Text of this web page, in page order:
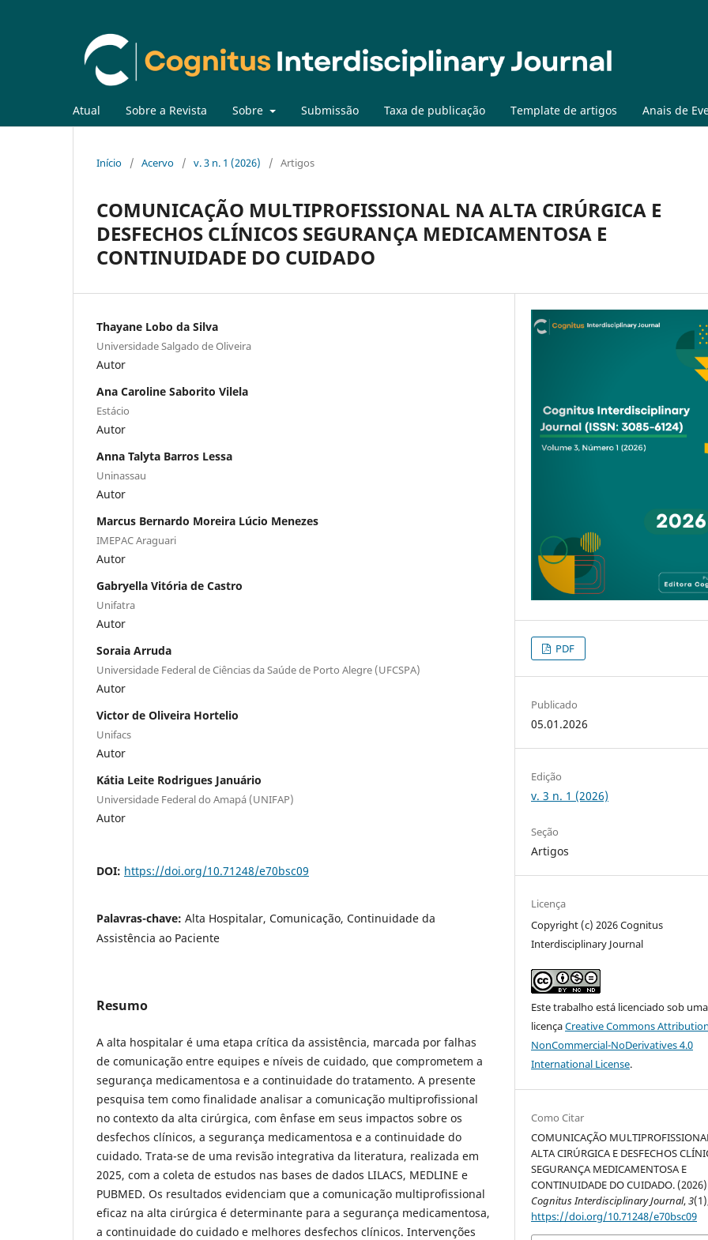
Atual Sobre a Revista Sobre Submissão Taxa de publicação Template de artigos Anais de
Início / Acervo / v. 3 n. 1 (2026) / Artigos
COMUNICAÇÃO MULTIPROFISSIONAL NA ALTA CIRÚRGICA E
DESFECHOS CLÍNICOS SEGURANÇA MEDICAMENTOSA E
CONTINUIDADE DO CUIDADO
Thayane Lobo da Silva
Universidade Salgado de Oliveira
Autor
Ana Caroline Saborito Vilela
Estácio
Autor
Anna Talyta Barros Lessa
Uninassau
Autor
Marcus Bernardo Moreira Lúcio Menezes
IMEPAC Araguari
Autor
Gabryella Vitória de Castro
Unifatra
Autor
Soraia Arruda
Universidade Federal de Ciências da Saúde de Porto Alegre (UFCSPA)
Autor
Victor de Oliveira Hortelio
Unifacs
Autor
Kátia Leite Rodrigues Januário
Universidade Federal do Amapá (UNIFAP)
Autor
DOI: https://doi.org/10.71248/e70bsc09
Palavras-chave: Alta Hospitalar, Comunicação, Continuidade da
Assistência ao Paciente
Resumo
A alta hospitalar é uma etapa crítica da assistência, marcada por falhas
de comunicação entre equipes e níveis de cuidado, que comprometem a
segurança medicamentosa e a continuidade do tratamento. A presente
pesquisa tem como finalidade analisar a comunicação multiprofissional
no contexto da alta cirúrgica, com ênfase em seus impactos sobre os
desfechos clínicos, a segurança medicamentosa e a continuidade do
cuidado. Trata-se de uma revisão integrativa da literatura, realizada em
2025, com a coleta de estudos nas bases de dados LILACS, MEDLINE e
PUBMED. Os resultados evidenciam que a comunicação multiprofissional
eficaz na alta cirúrgica é determinante para a segurança medicamentosa,
a continuidade do cuidado e melhores desfechos clínicos. Intervenções
PDF
Publicado
05.01.2026
Edição
v. 3 n. 1 (2026)
Seção
Artigos
Licença
Copyright (c) 2026 Cognitus
Interdisciplinary Journal
Este trabalho está licenciado sob uma
licençaCreative Commons
NonCommercial-NoDerivatives 4.0
International License.
Como Citar
COMUNICAÇÃO
ALTA CIRÚRGICA E DESFECHOS
SEGURANÇA MEDICAMENTOSA E
CONTINUIDADE DO CUIDADO.
Cognitus Interdisciplinary Journal,3
https://doi.org/10.71248/e70bsc09